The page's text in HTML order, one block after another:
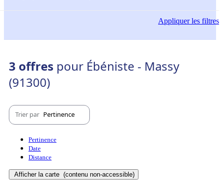
Appliquerles filtres
3 offres pour Ébéniste - Massy
(91300)
Trier par Pertinence
Pertinence
Date
Distance
Afficher la carte (contenu non-accessible)